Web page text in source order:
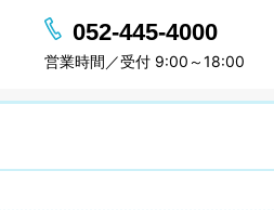
052-445-4000
営業時間／受付 9:00～18:00